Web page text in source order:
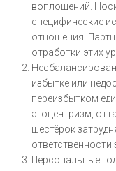
воплощений.
специфические
отношения.
отработки этих
избытке или
переизбытком
эгоцентризм,
шестёрок
ответственности
Персональные